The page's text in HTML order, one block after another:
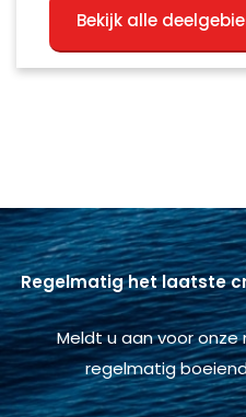
Bekijk alle
Regelmatig het laatste
Meldt u aan voor
regelmatig